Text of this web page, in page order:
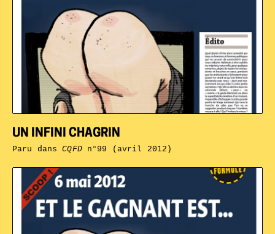
UN INFINI CHAGRIN
Paru dansCQFDn°99 (avril 2012)